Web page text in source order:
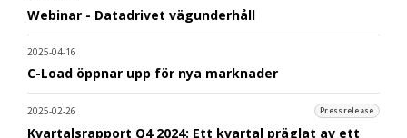
Webinar - Datadrivet vägunderhåll
2025-04-16
C-Load öppnar upp för nya marknader
2025-02-26 Pressrelease
Kvartalsrapport Q4 2024: Ett kvartal präglat av ett